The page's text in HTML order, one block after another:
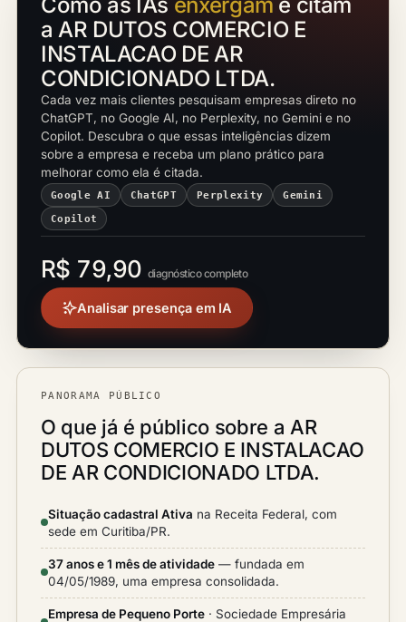
a AR DUTOS COMERCIO E
INSTALACAO DE AR
CONDICIONADO LTDA.
Cada vez mais clientes pesquisam empresas direto no
ChatGPT, no Google AI, no Perplexity, no Gemini e no
Copilot. Descubra o que essas inteligências dizem
sobre a empresa e receba um plano prático para
melhorar como ela é citada.
Google AI ChatGPT Perplexity Gemini
Copilot
R$ 79,90 diagnóstico completo
Analisar presença em IA
PANORAMA PÚBLICO
O que já é público sobre a AR
DUTOS COMERCIO E INSTALACAO
DE AR CONDICIONADO LTDA.
Situação cadastral Ativa na Receita Federal, com
sede em Curitiba/PR.
37 anos e 1 mês de atividade — fundada em
04/05/1989, uma empresa consolidada.
Empresa de Pequeno Porte · Sociedade Empresária